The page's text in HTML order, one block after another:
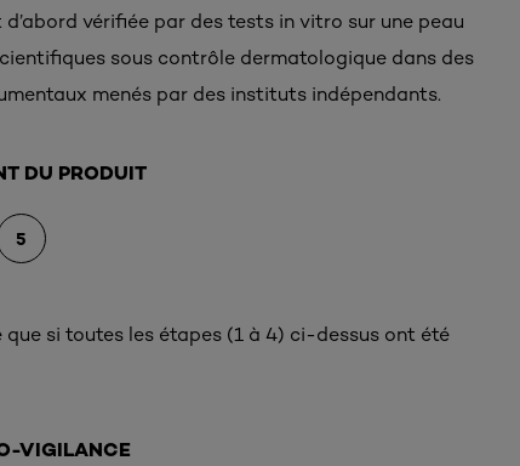
vérifiée par des tests in vitro sur une peau
sous contrôle dermatologique dans des
menés par des instituts indépendants.
DU PRODUIT
5
si toutes les étapes (1 à 4) ci-dessus ont été
VIGILANCE